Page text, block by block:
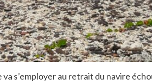
s’employer au retrait du navire